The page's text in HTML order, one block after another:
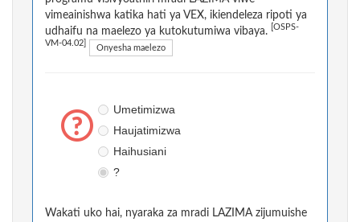
vimeainishwa katika hati ya VEX, ikiendeleza ripoti ya
udhaifu na maelezo ya kutokutumiwa vibaya.
[OSPS-
VM-04.02] Onyesha maelezo
Umetimizwa
Haujatimizwa
Haihusiani
?
Wakati uko hai, nyaraka za mradi LAZIMA zijumuishe